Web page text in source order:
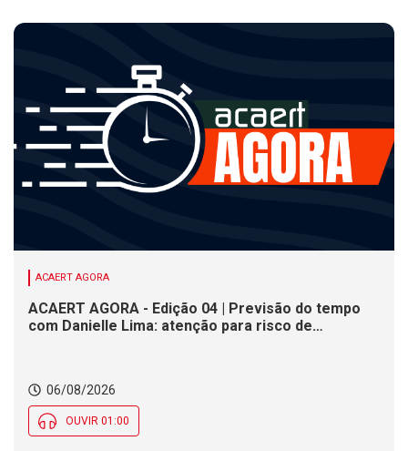
ACAERT AGORA
ACAERT AGORA - Edição 04 | Previsão do tempo
com Danielle Lima: atenção para risco de
06/08/2026
OUVIR 01:00